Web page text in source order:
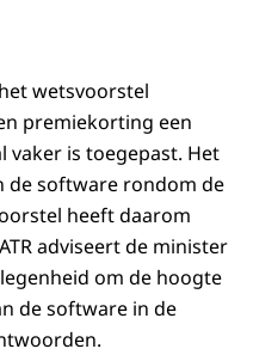
wetsvoorstel
premiekorting een
vaker is toegepast. Het
de software rondom de
heeft daarom
adviseert de minister
om de hoogte
de software in de